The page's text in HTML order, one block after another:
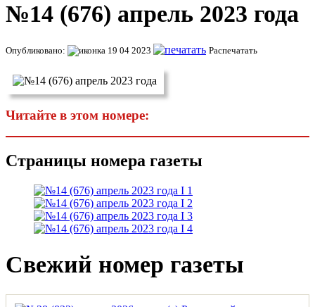
№14 (676) апрель 2023 года
Опубликовано: 19 04 2023 Распечатать
Читайте в этом номере:
Страницы номера газеты
Свежий номер газеты